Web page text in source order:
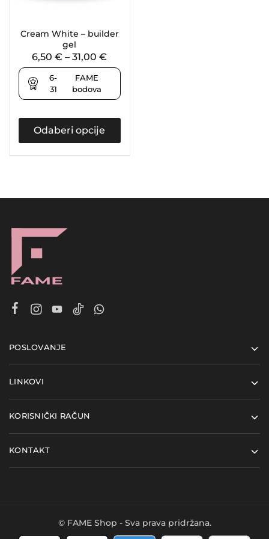
Cream White – builder
gel
6,50€ – 31,00€
6-
31
FAME
bodova
Odaberi opcije
POSLOVANJE
LINKOVI
KORISNIČKI RAČUN
KONTAKT
© FAME Shop - Sva prava pridržana.